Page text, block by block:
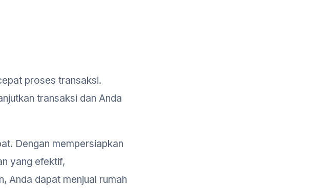
proses transaksi.
transaksi dan Anda
Dengan mempersiapkan
yang efektif,
Anda dapat menjual rumah